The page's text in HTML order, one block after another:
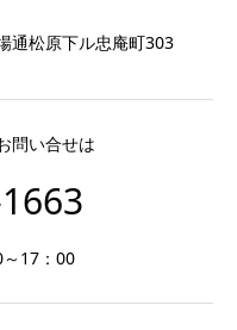
通松原下ル忠庵町303
問い合せは
17：00